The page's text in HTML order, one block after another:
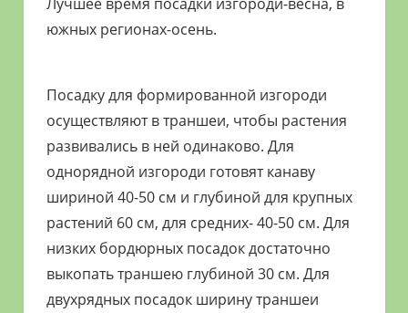
южных регионах-осень.
Посадку для формированной изгороди
осуществляют в траншеи, чтобы растения
развивались в ней одинаково. Для
однорядной изгороди готовят канаву
шириной 40-50 см и глубиной для крупных
растений 60 см, для средних- 40-50 см. Для
низких бордюрных посадок достаточно
выкопать траншею глубиной 30 см. Для
двухрядных посадок ширину траншеи